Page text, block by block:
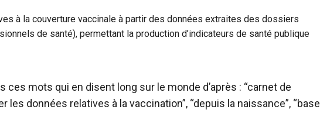
à la couverture vaccinale à partir des données extraites des dossiers
de santé), permettant la production d’indicateurs de santé publique
ces mots qui en disent long sur le monde d’après : “carnet de
les données relatives à la vaccination”, “depuis la naissance”, “base